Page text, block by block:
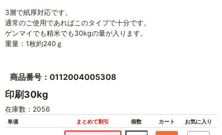
3層で紙厚対応です。
通常のご使用であればこのタイプで十分です。
ゲンマイでも精米でも30kgの量が入ります。
重量：1枚約240ｇ
商品番号：0112004005308
印刷30kg
在庫数：2056
単価 まとめて割引 個数 カート お気に入り